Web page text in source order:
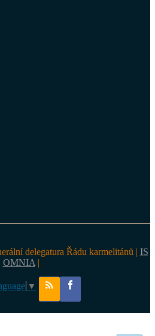
delegatura Řádu karmelitánů | IS
OMNIA |
▼